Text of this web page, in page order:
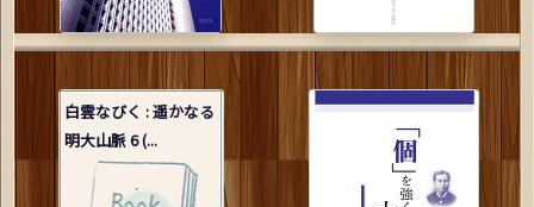
白雲なびく : 遥かなる
明大山脈 6 (...